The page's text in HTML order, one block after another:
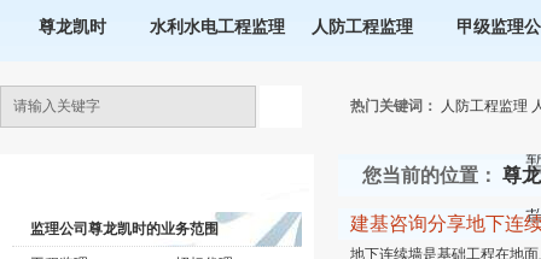
尊龙凯时 水利水电工程监理 人防工程监理 甲级监理
热门关键词： 人防工程监理
监理公司尊龙凯时的业务范围
您当前的位置： 尊
建基咨询分享地下连
地下连续墙是基础工程在地